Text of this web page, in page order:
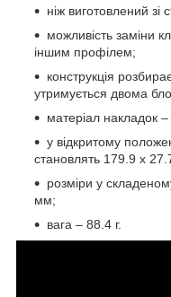
ніж виготовлений
можливість заміни
іншим профілем;
конструкція
утримується двома
матеріал накладок –
у відкритому
становлять 179.9 х
розміри у
мм;
вага – 88.4 г.